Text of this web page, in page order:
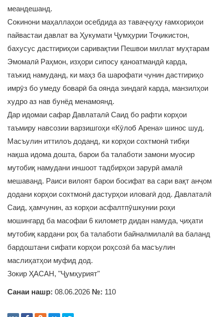
меандешанд.
Сокинони маҳаллаҳои осебдида аз таваҷҷуҳу ғамхориҳои
пайвастаи давлат ва Ҳукумати Ҷумҳурии Тоҷикистон,
бахусус дастгириҳои саривақтии Пешвои миллат муҳтарам
Эмомалӣ Раҳмон, изҳори сипосу қаноатмандӣ карда,
таъкид намуданд, ки маҳз ба шарофати чунин дастгириҳо
имрӯз бо умеду боварӣ ба оянда зиндагӣ карда, манзилҳои
худро аз нав бунёд менамоянд.
Дар идомаи сафар Давлаталӣ Саид бо рафти корҳои
таъмиру навсозии варзишгоҳи «Кӯлоб Арена» шинос шуд.
Масъулин иттилоъ доданд, ки корҳои сохтмонӣ тибқи
нақша идома дошта, барои ба талаботи замони муосир
мутобиқ намудани иншоот тадбирҳои зарурӣ амалӣ
мешаванд. Раиси вилоят барои босифат ва сари вақт анҷом
додани корҳои сохтмонӣ дастурҳои иловагӣ дод. Давлаталӣ
Саид, ҳамчунин, аз корҳои асфалтпӯшкунии роҳи
мошингард ба масофаи 6 километр дидан намуда, ҷиҳати
мутобиқ кардани роҳ ба талаботи байналмилалӣ ва баланд
бардоштани сифати корҳои роҳсозӣ ба масъулин
маслиҳатҳои муфид дод.
Зокир ҲАСАН, "Ҷумҳурият"
Санаи нашр: 08.06.2026 №: 110